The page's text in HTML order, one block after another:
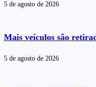
5 de agosto de 2026
Mais veículos são
5 de agosto de 2026